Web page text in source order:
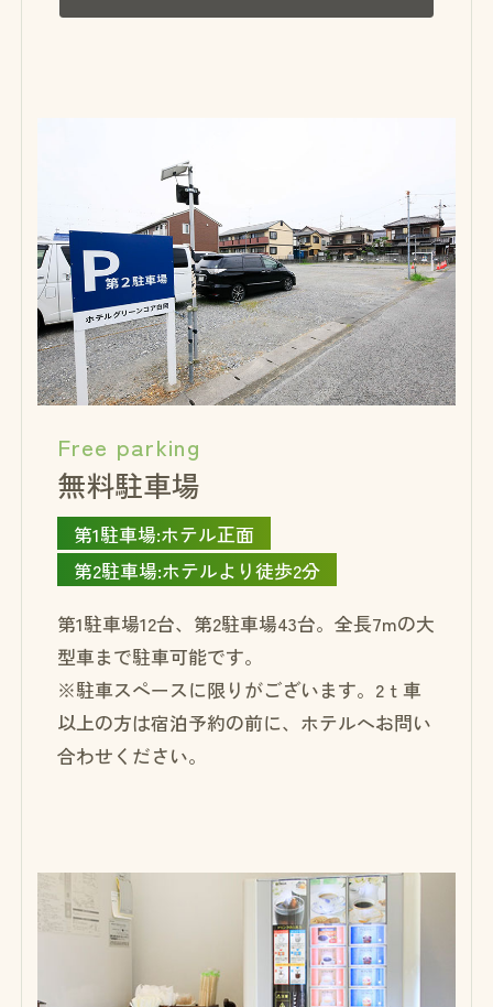
Free parking
無料駐車場
第1駐車場:ホテル正面
第2駐車場:ホテルより徒歩2分
第1駐車場12台、第2駐車場43台。全長7mの大
型車まで駐車可能です。
※駐車スペースに限りがございます。2ｔ車
以上の方は宿泊予約の前に、ホテルへお問い
合わせください。